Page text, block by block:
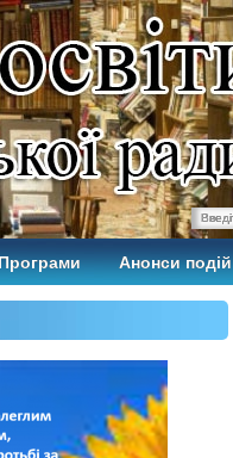
Анонси подій